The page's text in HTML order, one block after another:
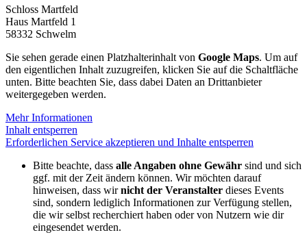
Schloss Martfeld
Haus Martfeld 1
58332 Schwelm
Sie sehen gerade einen Platzhalterinhalt von Google Maps. Um auf
den eigentlichen Inhalt zuzugreifen, klicken Sie auf die Schaltfläche
unten. Bitte beachten Sie, dass dabei Daten an Drittanbieter
weitergegeben werden.
Mehr Informationen
Inhalt entsperren
Erforderlichen Service akzeptieren und Inhalte entsperren
Bitte beachte, dass alle Angaben ohne Gewähr sind und sich
ggf. mit der Zeit ändern können. Wir möchten darauf
hinweisen, dass wirnicht der Veranstalter dieses Events
sind, sondern lediglich Informationen zur Verfügung stellen,
die wir selbst recherchiert haben oder von Nutzern wie dir
eingesendet werden.